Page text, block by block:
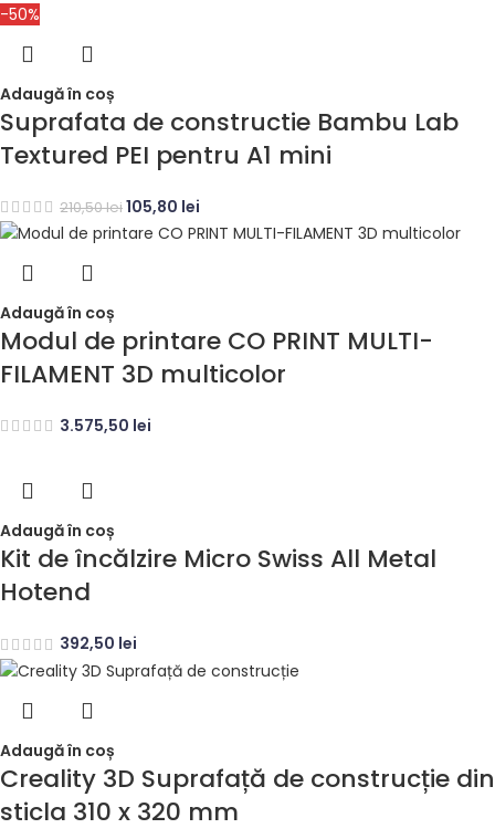
-50%
Adaugă în coș
Suprafata de constructie Bambu Lab
Textured PEI pentru A1 mini
210,50lei105,80 lei
Adaugă în coș
Modul de printare CO PRINT MULTI-
FILAMENT 3D multicolor
3.575,50 lei
Adaugă în coș
Kit de încălzire Micro Swiss All Metal
Hotend
392,50 lei
Adaugă în coș
Creality 3D Suprafață de construcție din
sticla 310 x 320 mm